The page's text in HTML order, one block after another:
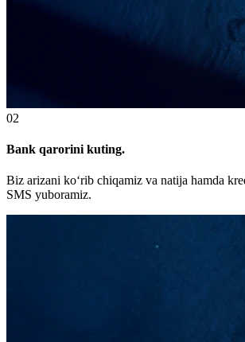
02
Bank qarorini kuting.
Biz arizani ko‘rib chiqamiz va natija hamda
SMS yuboramiz.